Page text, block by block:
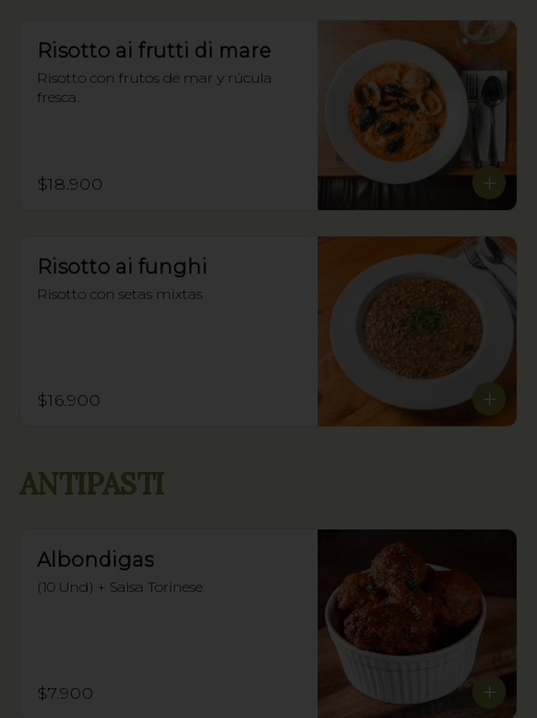
Risotto ai frutti di mare
Risotto con frutos de mar y rúcula
fresca.
$18.900
Risotto ai funghi
Risotto con setas mixtas
$16.900
ANTIPASTI
Albondigas
(10 Und) + Salsa Torinese
$7.900